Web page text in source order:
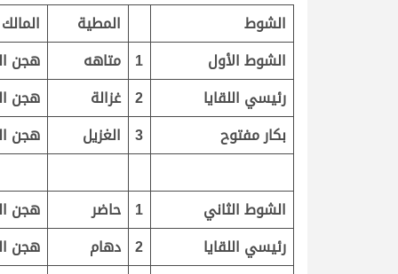
الشوط المطية
المالك
الشوط الأول
1 متاهه
هجن
رئيسي اللقايا
2 غزالة
هجن
بكار مفتوح
3 الغزيل هجن
الشوط الثاني 1 حاضر
هجن
رئيسي اللقايا
2 دهام
هجن